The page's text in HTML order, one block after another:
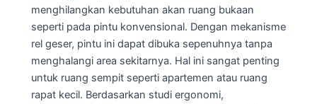
menghilangkan kebutuhan akan ruang bukaan
seperti pada pintu konvensional. Dengan mekanisme
rel geser, pintu ini dapat dibuka sepenuhnya tanpa
menghalangi area sekitarnya. Hal ini sangat penting
untuk ruang sempit seperti apartemen atau ruang
rapat kecil. Berdasarkan studi ergonomi,